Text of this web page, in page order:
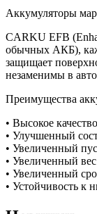
Аккумуляторы
CARKU EFB
обычных АКБ),
защищает
незаменимы в
Преимущества
• Высокое
• Улучшенный
• Увеличенный
• Увеличенный
• Увеличенный
• Устойчивость к